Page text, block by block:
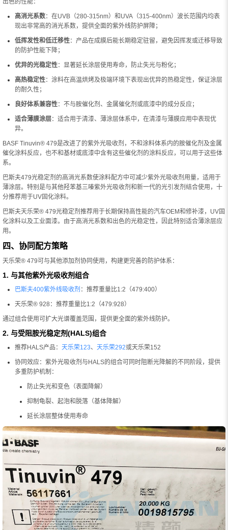
出色的性能：
高消光系数：在UVB（280-315nm）和UVA（315-400nm）波长范围内均表
现出非常高的消光系数，提供全面的紫外线防护屏障；
低挥发性和低迁移性：产品在成膜后能长期稳定驻留，避免因挥发或迁移导致
的防护性能下降；
优异的光稳定性：显著延长涂层使用寿命，防止失光与粉化；
高热稳定性：涂料在高温烘烤及极端环境下表现出优异的热稳定性，保证涂层
的耐久性；
良好体系兼容性：不与胺催化剂、金属催化剂或底漆中的成分反应；
适合薄膜涂层：适合用于清漆、薄涂层体系中，在清漆与薄膜应用中表现优
异。
BASF Tinuvin® 479是改进了的紫外光吸收剂，不和涂料体系内的胺催化剂及金属
催化涂料反应，也不和基材或底漆中含有这些催化剂的涂料反应，可以用于这些体
系。
巴斯夫479光稳定剂的高消光系数使涂料配方中可减少紫外光吸收剂用量，适用于
薄涂层。特别是与其他羟苯基三嗪紫外光吸收剂和新一代的光引发剂结合使用，十
分推荐用于UV固化涂料。
巴斯夫天乐荣® 479光稳定剂推荐用于长期保持高性能的汽车OEM和修补漆，UV固
化涂料以及工业面漆。由于高消光系数和出色的光稳定性，因此特别适合薄涂层应
用。
四、协同配方策略
天乐荣® 479可与其他添加剂协同使用，构建更完善的防护体系：
1. 与其他紫外光吸收剂组合
巴斯夫400紫外线吸收剂 ：推荐重量比1:2（479:400）
天乐荣® 928：推荐重量比1:2（479:928）
通过组合使用可扩大光谱覆盖范围，提供更全面的紫外线防护。
2. 与受阻胺光稳定剂(HALS)组合
推荐HALS产品： 天乐荣123、 天乐荣292或天乐荣152
协同效应：紫外光吸收剂与HALS的组合可同时阻断光降解的不同阶段，提供
多重防护机制：
防止失光和变色（表面降解）
抑制龟裂、起泡和脱落（基体降解）
延长涂层整体使用寿命